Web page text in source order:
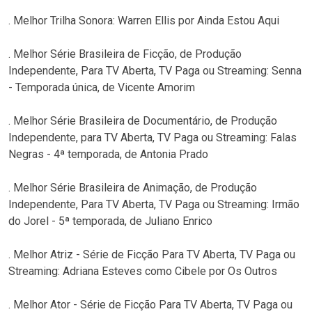
. Melhor Trilha Sonora: Warren Ellis por Ainda Estou Aqui
. Melhor Série Brasileira de Ficção, de Produção
Independente, Para TV Aberta, TV Paga ou Streaming: Senna
- Temporada única, de Vicente Amorim
. Melhor Série Brasileira de Documentário, de Produção
Independente, para TV Aberta, TV Paga ou Streaming: Falas
Negras - 4ª temporada, de Antonia Prado
. Melhor Série Brasileira de Animação, de Produção
Independente, Para TV Aberta, TV Paga ou Streaming: Irmão
do Jorel - 5ª temporada, de Juliano Enrico
. Melhor Atriz - Série de Ficção Para TV Aberta, TV Paga ou
Streaming: Adriana Esteves como Cibele por Os Outros
. Melhor Ator - Série de Ficção Para TV Aberta, TV Paga ou